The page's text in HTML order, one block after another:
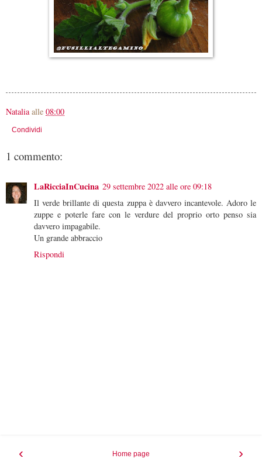
Natalia alle 08:00
Condividi
1 commento:
LaRicciaInCucina 29 settembre 2022 alle ore 09:18
Il verde brillante di questa zuppa è davvero incantevole. Adoro le
zuppe e poterle fare con le verdure del proprio orto penso sia
davvero impagabile.
Un grande abbraccio
Rispondi
‹ ›
Home page